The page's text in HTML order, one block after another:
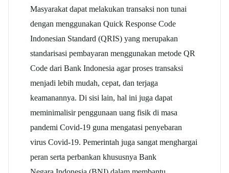
Masyarakat dapat melakukan transaksi non tunai
dengan menggunakan Quick Response Code
Indonesian Standard (QRIS) yang merupakan
standarisasi pembayaran menggunakan metode QR
Code dari Bank Indonesia agar proses transaksi
menjadi lebih mudah, cepat, dan terjaga
keamanannya. Di sisi lain, hal ini juga dapat
meminimalisir penggunaan uang fisik di masa
pandemi Covid-19 guna mengatasi penyebaran
virus Covid-19. Pemerintah juga sangat menghargai
peran serta perbankan khususnya Bank